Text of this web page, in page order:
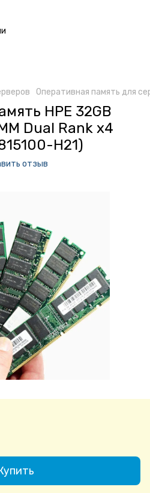
Оперативная память для
HPE 32GB
Dual Rank x4
H21)
отзыв